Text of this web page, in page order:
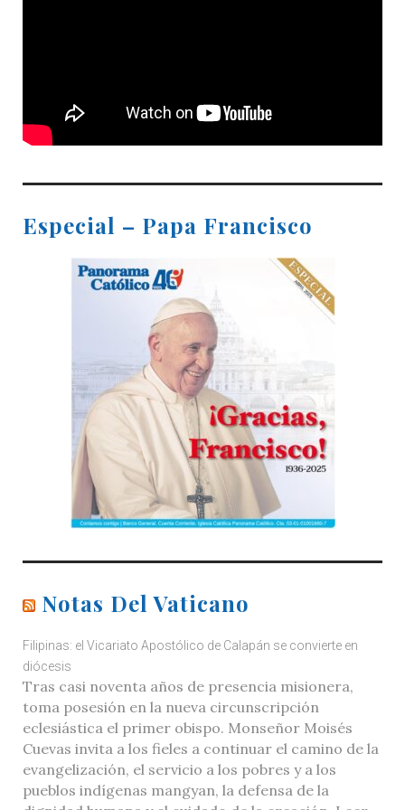
Especial – Papa Francisco
Notas Del Vaticano
Filipinas: el Vicariato Apostólico de Calapán se convierte en
diócesis
Tras casi noventa años de presencia misionera,
toma posesión en la nueva circunscripción
eclesiástica el primer obispo. Monseñor Moisés
Cuevas invita a los fieles a continuar el camino de la
evangelización, el servicio a los pobres y a los
pueblos indígenas mangyan, la defensa de la